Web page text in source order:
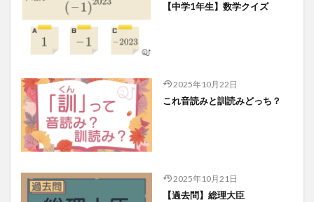
【中学1年生】数学クイズ
2025年10月22日
これ音読みと訓読みどっち？
2025年10月21日
【過去問】総理大臣